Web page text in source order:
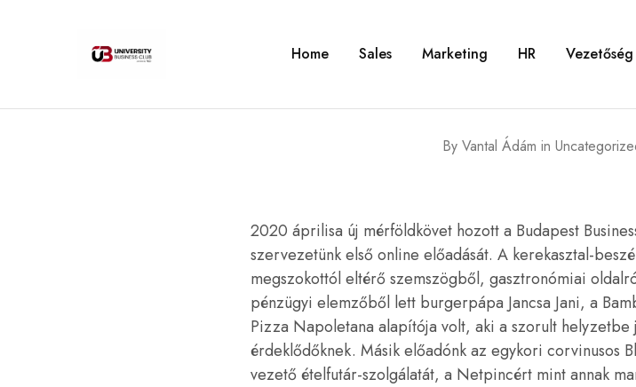
University
Corvinus
Home Sales Marketing HR Vezetőség
By Vantal Ádám in
2020 áprilisa új mérföldkövet hozott a Budapest
szervezetünk első online előadását. A kerekasztal-
megszokottól eltérő szemszögből, gasztronómiai
pénzügyi elemzőből lett burgerpápa Jancsa Jani, a
Pizza Napoletana alapítója volt, aki a szorult
érdeklődőknek. Másik előadónk az egykori corvinusos
vezető ételfutár-szolgálatát, a Netpincért mint annak